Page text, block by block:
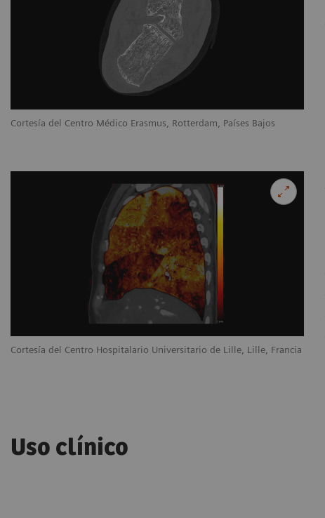
Cortesía del Centro Médico Erasmus, Rotterdam, Países Bajos
Cortesía del Centro Hospitalario Universitario de Lille, Lille, Francia
Uso clínico